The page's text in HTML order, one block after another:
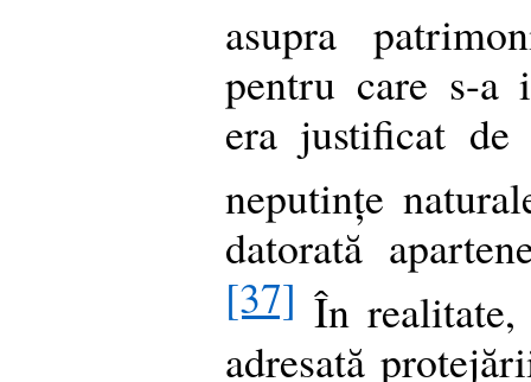
asupra
pentru care s-a
era justificat de
neputințe
datorată
[37] În
adresată